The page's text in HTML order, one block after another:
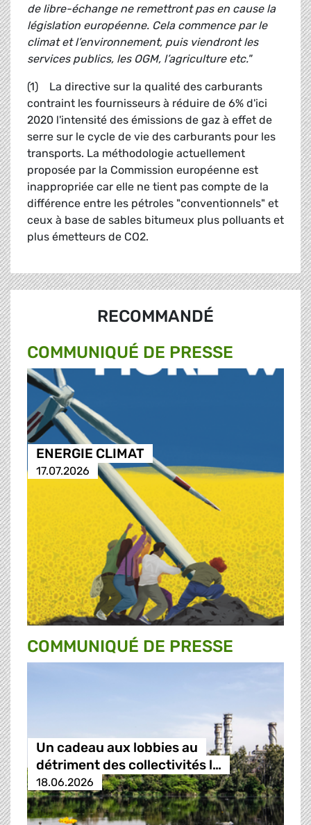
de libre-échange ne remettront pas en cause la
législation européenne. Cela commence par le
climat et l’environnement, puis viendront les
services publics, les OGM, l’agriculture etc."
(1)
La directive sur la qualité des carburants
contraint les fournisseurs à réduire de 6% d'ici
2020 l'intensité des émissions de gaz à effet de
serre sur le cycle de vie des carburants pour les
transports. La méthodologie actuellement
proposée par la Commission européenne est
inappropriée car elle ne tient pas compte de la
différence entre les pétroles "conventionnels" et
ceux à base de sables bitumeux plus polluants et
plus émetteurs de CO2.
RECOMMANDÉ
COMMUNIQUÉ DE PRESSE
ENERGIE CLIMAT
17.07.2026
COMMUNIQUÉ DE PRESSE
Un cadeau aux lobbies au
détriment des collectivités l…
18.06.2026